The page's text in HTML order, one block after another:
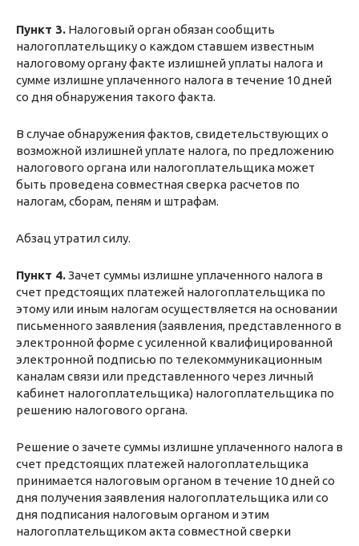
Пункт 3. Налоговый орган обязан сообщить
налогоплательщику о каждом ставшем известным
налоговому органу факте излишней уплаты налога и
сумме излишне уплаченного налога в течение 10 дней
со дня обнаружения такого факта.
В случае обнаружения фактов, свидетельствующих о
возможной излишней уплате налога, по предложению
налогового органа или налогоплательщика может
быть проведена совместная сверка расчетов по
налогам, сборам, пеням и штрафам.
Абзац утратил силу.
Пункт 4.Зачет суммы излишне уплаченного налога в
счет предстоящих платежей налогоплательщика по
этому или иным налогам осуществляется на основании
письменного заявления (заявления, представленного в
электронной форме с усиленной квалифицированной
электронной подписью по телекоммуникационным
каналам связи или представленного через личный
кабинет налогоплательщика) налогоплательщика по
решению налогового органа.
Решение о зачете суммы излишне уплаченного налога в
счет предстоящих платежей налогоплательщика
принимается налоговым органом в течение 10 дней со
дня получения заявления налогоплательщика или со
дня подписания налоговым органом и этим
налогоплательщиком акта совместной сверки